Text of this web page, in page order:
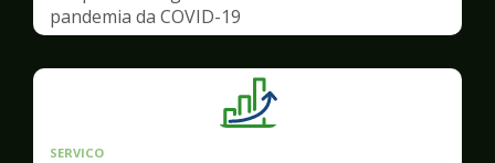
pandemia da COVID-19
SERVICO